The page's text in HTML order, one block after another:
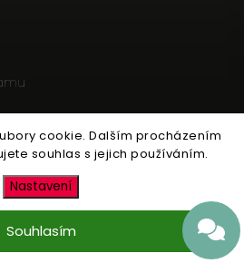
cookie. Dalším procházením
souhlas s jejich používáním.
Nastavení
Souhlasím
tak z lásky. Všechna práva
vyhrazena.
nastavení cookies